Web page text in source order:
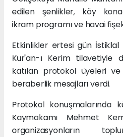
edilen şenlikler, köy
ikram programı ve havai
Etkinlikler ertesi gün İstiklal
Kur'an-ı Kerim tilavetiyle
katılan protokol üyeleri
beraberlik mesajları verdi.
Protokol konuşmalarında
Kaymakamı Mehmet
organizasyonların